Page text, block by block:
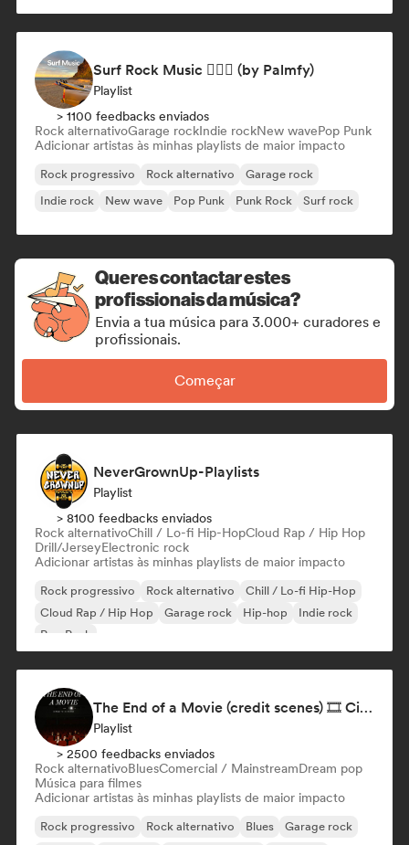
Surf Rock Music 🏄🏻‍♂️ (by Palmfy)
Playlist
> 1100 feedbacks enviados
Rock alternativoGarage rockIndie rockNew wavePop Punk
Adicionar artistas às minhas playlists de maior impacto
Rock progressivo Rock alternativo
Garage rock
Indie rock
New wave Pop Punk Punk Rock Surf rock
Queres contactar estes
profissionais da música?
Envia a tua música para 3.000+ curadores e
profissionais.
Começar
NeverGrownUp-Playlists
Playlist
> 8100 feedbacks enviados
Rock alternativoChill / Lo-fi Hip-HopCloud Rap / Hip Hop
Drill/JerseyElectronic rock
Adicionar artistas às minhas playlists de maior impacto
Rock progressivo Rock alternativo
Chill / Lo-fi Hip-Hop
Cloud Rap / Hip Hop
Garage rock Hip-hop
Indie rock
Pop Punk
The End of a Movie (credit scenes) 🎞️ Cinematic Dream Pop & Bedroom Indie
Playlist
> 2500 feedbacks enviados
Rock alternativoBluesComercial / MainstreamDream pop
Música para filmes
Adicionar artistas às minhas playlists de maior impacto
Rock progressivo Rock alternativo Blues
Garage rock